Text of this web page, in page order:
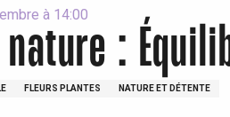
nous !
à 14:00
:
FLEURS PLANTES NATURE ET DÉTENTE